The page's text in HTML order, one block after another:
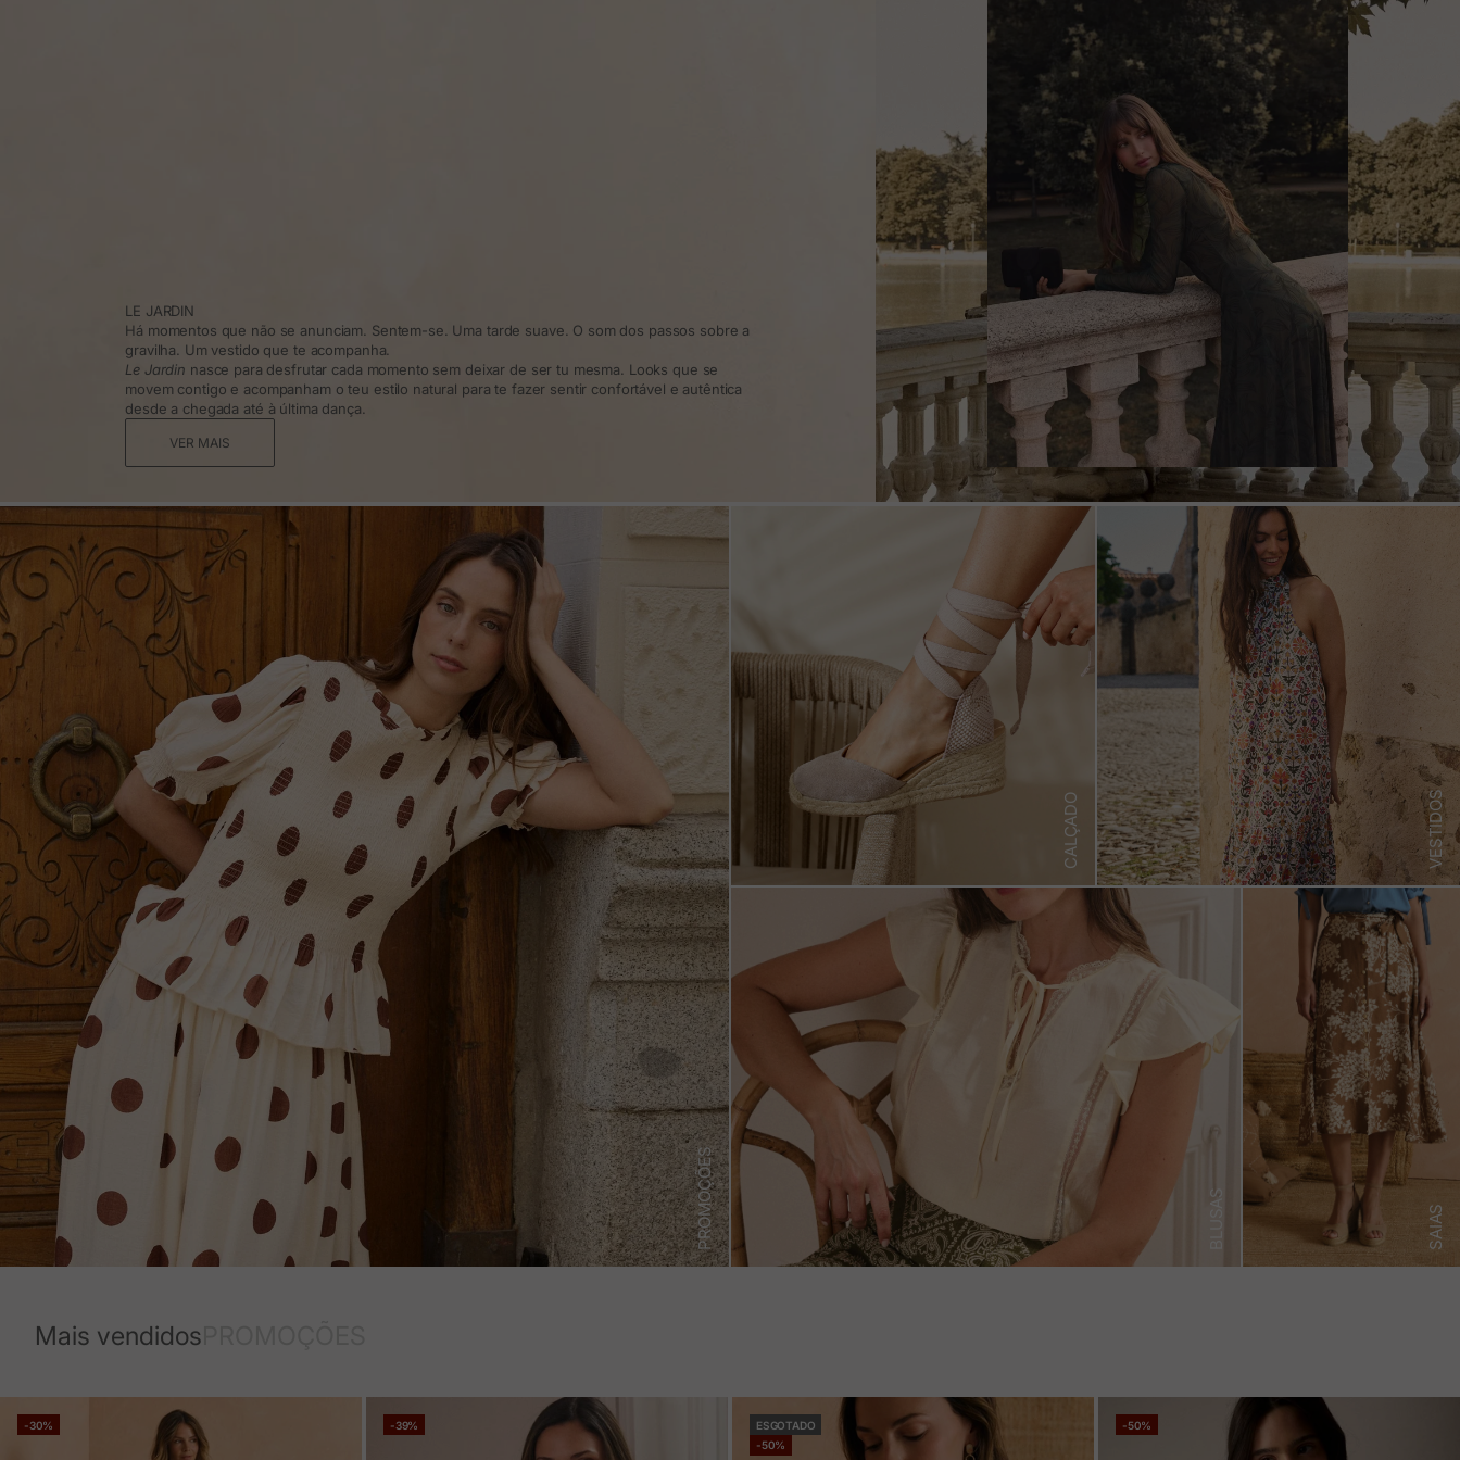
LE JARDIN
Há momentos que não se anunciam. Sentem-se. Uma tarde suave. O som dos passos sobre a
gravilha. Um vestido que te acompanha.
Le Jardin nasce para desfrutar cada momento sem deixar de ser tu mesma. Looks que se
movem contigo e acompanham o teu estilo natural para te fazer sentir confortável e autêntica
desde a chegada até à última dança.
VER MAIS
PROMOÇÕES
CALÇADO VESTIDOS
BLUSAS SAIAS
Mais vendidos
-30% -39%
ESGOTADO
-50%
-50%